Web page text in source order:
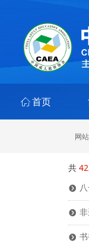
ꀇ 首页
网
共
뀹
뀹
뀹